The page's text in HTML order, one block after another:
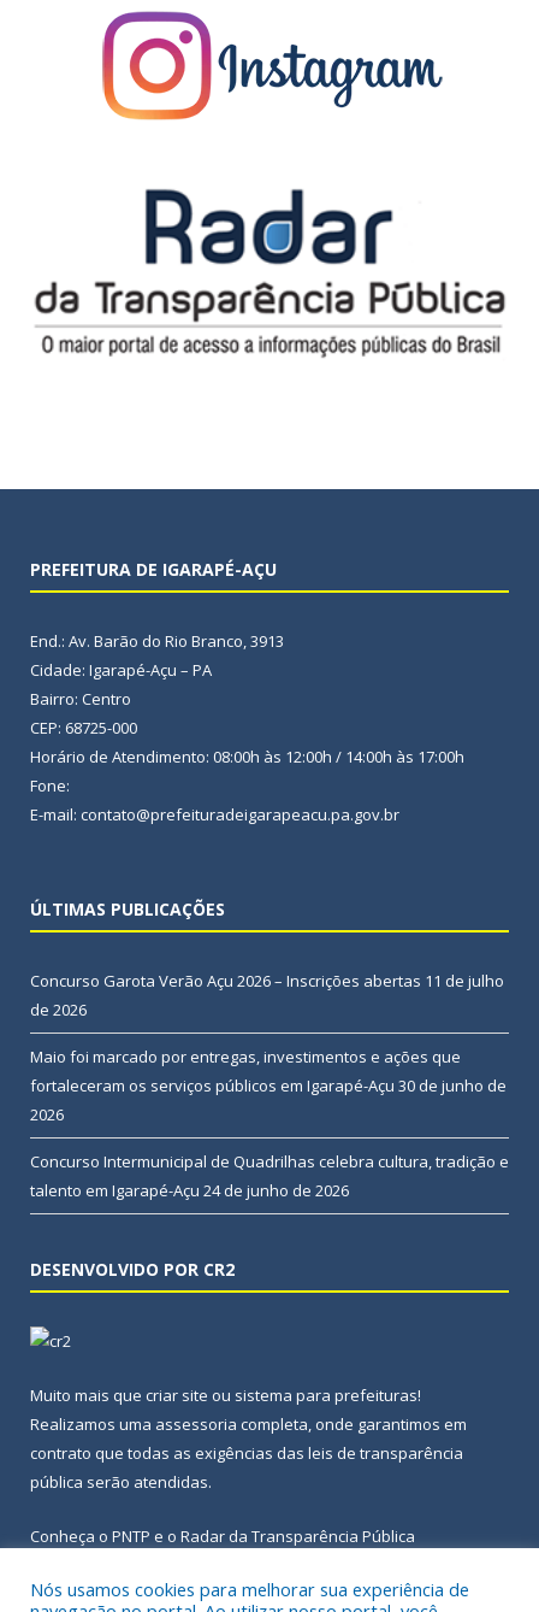
PREFEITURA DE IGARAPÉ-AÇU
End.: Av. Barão do Rio Branco, 3913
Cidade: Igarapé-Açu – PA
Bairro: Centro
CEP: 68725-000
Horário de Atendimento: 08:00h às 12:00h / 14:00h às 17:00h
Fone:
E-mail: contato@prefeituradeigarapeacu.pa.gov.br
ÚLTIMAS PUBLICAÇÕES
Concurso Garota Verão Açu 2026 – Inscrições abertas 11 de julho
de 2026
Maio foi marcado por entregas, investimentos e ações que
fortaleceram os serviços públicos em Igarapé-Açu 30 de junho de
2026
Concurso Intermunicipal de Quadrilhas celebra cultura, tradição e
talento em Igarapé-Açu 24 de junho de 2026
DESENVOLVIDO POR CR2
Muito mais que criar site ou sistema para prefeituras!
Realizamos uma assessoria completa, onde garantimos em
contrato que todas as exigências das leis de transparência
pública serão atendidas.
Conheça o PNTP e o Radar da Transparência Pública
Nós usamos cookies para melhorar sua experiência de